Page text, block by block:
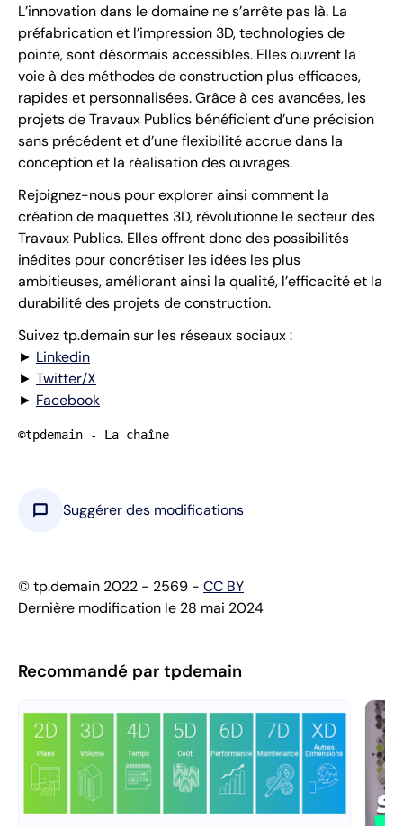
L’innovation dans le domaine ne s’arrête pas là. La
préfabrication et l’impression 3D, technologies de
pointe, sont désormais accessibles. Elles ouvrent la
voie à des méthodes de construction plus efficaces,
rapides et personnalisées. Grâce à ces avancées, les
projets de Travaux Publics bénéficient d’une précision
sans précédent et d’une flexibilité accrue dans la
conception et la réalisation des ouvrages.
Rejoignez-nous pour explorer ainsi comment la
création de maquettes 3D, révolutionne le secteur des
Travaux Publics. Elles offrent donc des possibilités
inédites pour concrétiser les idées les plus
ambitieuses, améliorant ainsi la qualité, l’efficacité et la
durabilité des projets de construction.
Suivez tp.demain sur les réseaux sociaux :
► Linkedin
► Twitter/X
► Facebook
©tpdemain - La chaîne
chat_bubble Suggérer des modifications
© tp.demain 2022 - 2569 - CC BY
Dernière modification le 28 mai 2024
Recommandé par tpdemain